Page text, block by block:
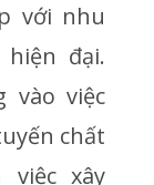
với nhu
đại.
vào việc
chất
việc xây